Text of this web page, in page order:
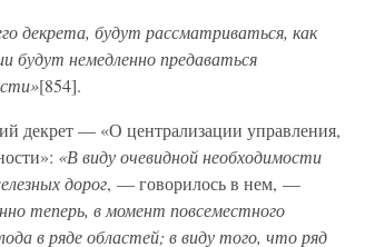
декрета, будут рассматриваться, как
будут немедленно предаваться
[854].
декрет — «О централизации управления,
«В виду очевидной необходимости
дорог, — говорилось в нем, —
теперь, в момент повсеместного
в ряде областей; в виду того, что ряд